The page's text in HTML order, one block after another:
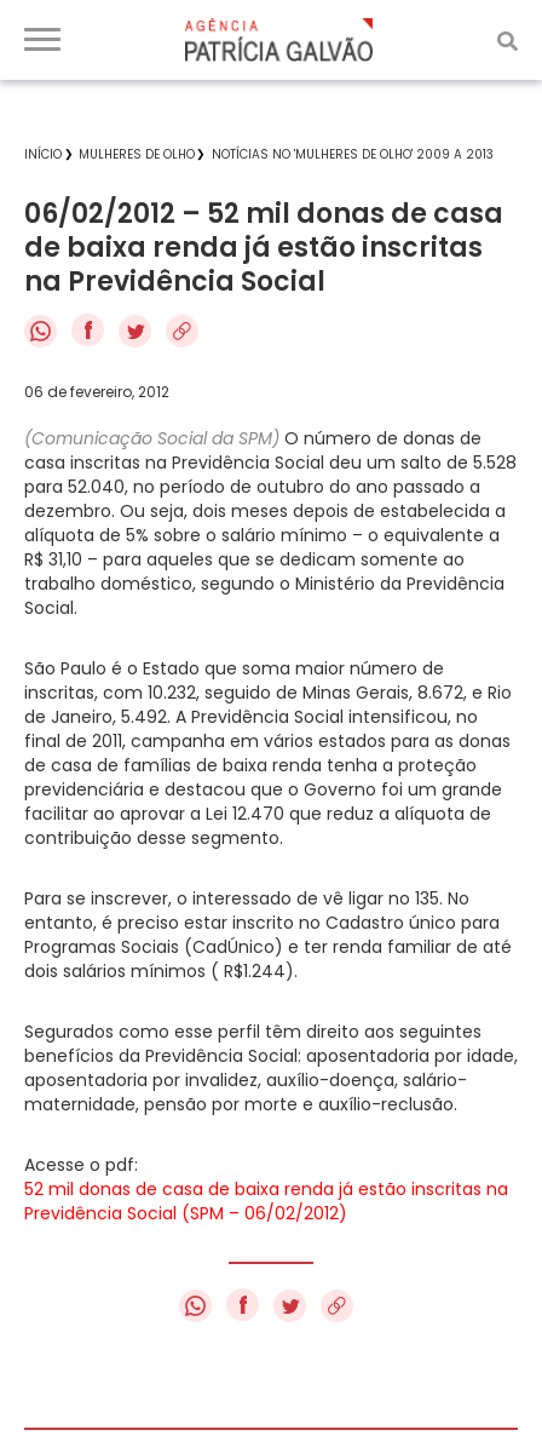
INÍCIO MULHERES DE OLHO NOTÍCIAS NO 'MULHERES DE OLHO' 2009 A 2013
06/02/2012 – 52 mil donas de casa
de baixa renda já estão inscritas
na Previdência Social
f
06 de fevereiro, 2012
(Comunicação Social da SPM) O número de donas de
casa inscritas na Previdência Social deu um salto de 5.528
para 52.040, no período de outubro do ano passado a
dezembro. Ou seja, dois meses depois de estabelecida a
alíquota de 5% sobre o salário mínimo – o equivalente a
R$ 31,10 – para aqueles que se dedicam somente ao
trabalho doméstico, segundo o Ministério da Previdência
Social.
São Paulo é o Estado que soma maior número de
inscritas, com 10.232, seguido de Minas Gerais, 8.672, e Rio
de Janeiro, 5.492. A Previdência Social intensificou, no
final de 2011, campanha em vários estados para as donas
de casa de famílias de baixa renda tenha a proteção
previdenciária e destacou que o Governo foi um grande
facilitar ao aprovar a Lei 12.470 que reduz a alíquota de
contribuição desse segmento.
Para se inscrever, o interessado de vê ligar no 135. No
entanto, é preciso estar inscrito no Cadastro único para
Programas Sociais (CadÚnico) e ter renda familiar de até
dois salários mínimos ( R$1.244).
Segurados como esse perfil têm direito aos seguintes
benefícios da Previdência Social: aposentadoria por idade,
aposentadoria por invalidez, auxílio-doença, salário-
maternidade, pensão por morte e auxílio-reclusão.
Acesse o pdf:
52 mil donas de casa de baixa renda já estão inscritas na
Previdência Social (SPM – 06/02/2012)
f